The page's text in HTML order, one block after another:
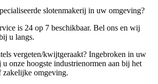
slotenmakerij in uw omgeving?
is 24 op 7 beschikbaar. Bel ons en wij
u langs.
vergeten/kwijtgeraakt? Ingebroken in uw
onze hoogste industrienormen aan bij het
omgeving.